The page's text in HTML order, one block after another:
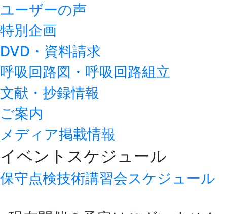
ユーザーの声
特別企画
DVD・資料請求
呼吸回路図・呼吸回路組立
文献・抄録情報
ご案内
メディア掲載情報
イベントスケジュール
保守点検技術講習会スケジュール